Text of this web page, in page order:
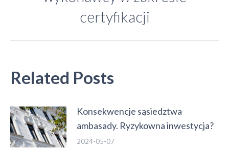
wpis:
certyfikacji
Related Posts
Konsekwencje sąsiedztwa
ambasady. Ryzykowna inwestycja?
2024-05-07